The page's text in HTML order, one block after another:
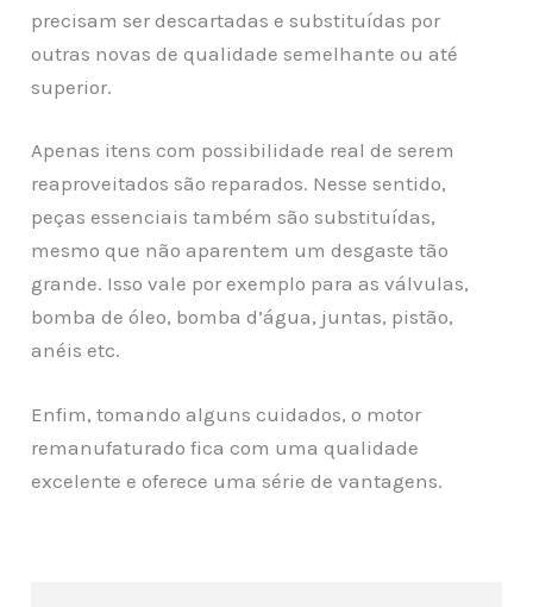
precisam ser descartadas e substituídas por
outras novas de qualidade semelhante ou até
superior.
Apenas itens com possibilidade real de serem
reaproveitados são reparados. Nesse sentido,
peças essenciais também são substituídas,
mesmo que não aparentem um desgaste tão
grande. Isso vale por exemplo para as válvulas,
bomba de óleo, bomba d’água, juntas, pistão,
anéis etc.
Enfim, tomando alguns cuidados, o motor
remanufaturado fica com uma qualidade
excelente e oferece uma série de vantagens.